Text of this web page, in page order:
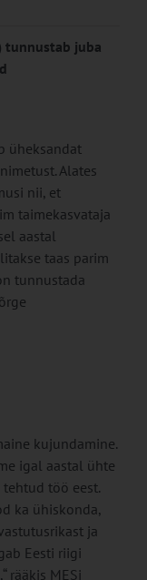
tunnustab juba
üheksandat
Alates
nii, et
taimekasvataja
aastal
taas parim
tunnustada
kujundamine.
igal aastal ühte
töö eest.
ka ühiskonda,
ja
Eesti riigi
rääkis MESi